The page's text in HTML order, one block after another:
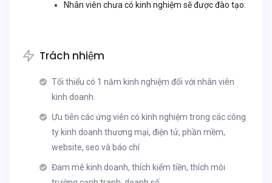
Nhân viên chưa có kinh nghiệm sẽ được đào tạo.
Trách nhiệm
Tối thiểu có 1 năm kinh nghiệm đối với nhân viên
kinh doanh.
Ưu tiên các ứng viên có kinh nghiệm trong các công
ty kinh doanh thương mại, điện tử, phần mềm,
website, seo và báo chí
Đam mê kinh doanh, thích kiếm tiền, thích môi